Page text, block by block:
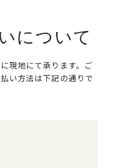
について
現地にて承ります。ご
い方法は下記の通りで